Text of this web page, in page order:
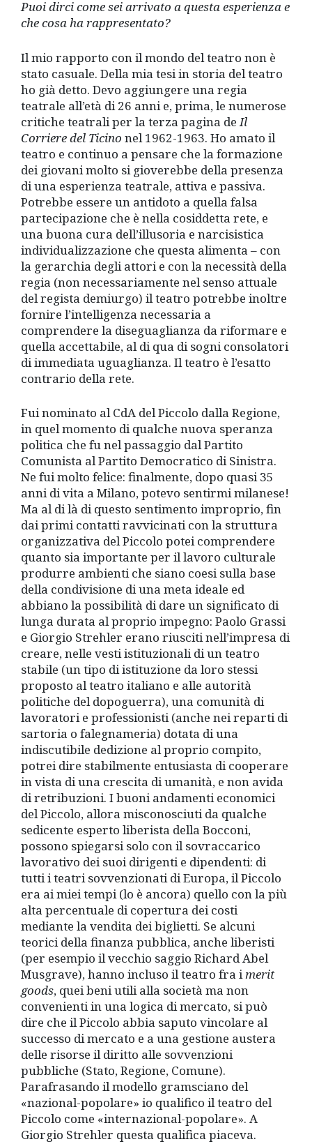
Puoi dirci come sei arrivato a questa esperienza e
che cosa ha rappresentato?
Il mio rapporto con il mondo del teatro non è
stato casuale. Della mia tesi in storia del teatro
ho già detto. Devo aggiungere una regia
teatrale all’età di 26 anni e, prima, le numerose
critiche teatrali per la terza pagina deIl
Corriere del Ticino nel 1962-1963. Ho amato il
teatro e continuo a pensare che la formazione
dei giovani molto si gioverebbe della presenza
di una esperienza teatrale, attiva e passiva.
Potrebbe essere un antidoto a quella falsa
partecipazione che è nella cosiddetta rete, e
una buona cura dell’illusoria e narcisistica
individualizzazione che questa alimenta – con
la gerarchia degli attori e con la necessità della
regia (non necessariamente nel senso attuale
del regista demiurgo) il teatro potrebbe inoltre
fornire l’intelligenza necessaria a
comprendere la diseguaglianza da riformare e
quella accettabile, al di qua di sogni consolatori
di immediata uguaglianza. Il teatro è l’esatto
contrario della rete.
Fui nominato al CdA del Piccolo dalla Regione,
in quel momento di qualche nuova speranza
politica che fu nel passaggio dal Partito
Comunista al Partito Democratico di Sinistra.
Ne fui molto felice: finalmente, dopo quasi 35
anni di vita a Milano, potevo sentirmi milanese!
Ma al di là di questo sentimento improprio, fin
dai primi contatti ravvicinati con la struttura
organizzativa del Piccolo potei comprendere
quanto sia importante per il lavoro culturale
produrre ambienti che siano coesi sulla base
della condivisione di una meta ideale ed
abbiano la possibilità di dare un significato di
lunga durata al proprio impegno: Paolo Grassi
e Giorgio Strehler erano riusciti nell’impresa di
creare, nelle vesti istituzionali di un teatro
stabile (un tipo di istituzione da loro stessi
proposto al teatro italiano e alle autorità
politiche del dopoguerra), una comunità di
lavoratori e professionisti (anche nei reparti di
sartoria o falegnameria) dotata di una
indiscutibile dedizione al proprio compito,
potrei dire stabilmente entusiasta di cooperare
in vista di una crescita di umanità, e non avida
di retribuzioni. I buoni andamenti economici
del Piccolo, allora misconosciuti da qualche
sedicente esperto liberista della Bocconi,
possono spiegarsi solo con il sovraccarico
lavorativo dei suoi dirigenti e dipendenti: di
tutti i teatri sovvenzionati di Europa, il Piccolo
era ai miei tempi (lo è ancora) quello con la più
alta percentuale di copertura dei costi
mediante la vendita dei biglietti. Se alcuni
teorici della finanza pubblica, anche liberisti
(per esempio il vecchio saggio Richard Abel
Musgrave), hanno incluso il teatro fra imerit
goods, quei beni utili alla società ma non
convenienti in una logica di mercato, si può
dire che il Piccolo abbia saputo vincolare al
successo di mercato e a una gestione austera
delle risorse il diritto alle sovvenzioni
pubbliche (Stato, Regione, Comune).
Parafrasando il modello gramsciano del
«nazional-popolare» io qualifico il teatro del
Piccolo come «internazional-popolare». A
Giorgio Strehler questa qualifica piaceva.